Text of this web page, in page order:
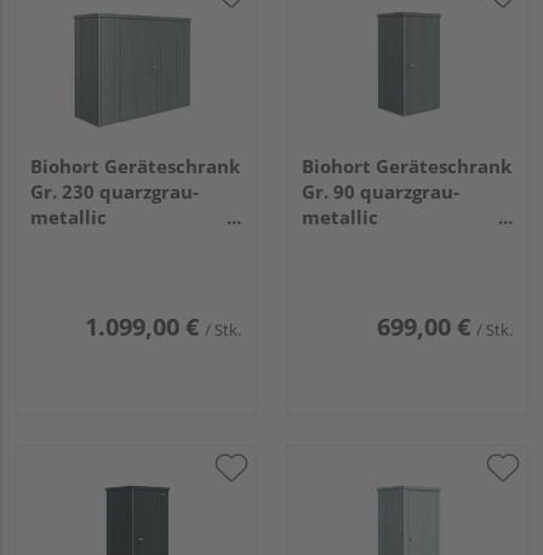
Biohort Geräteschrank
Gr. 230 quarzgrau-
metallic
1.099,00 € / Stk.
Biohort Geräteschrank
Gr. 90 quarzgrau-
metallic
699,00 € / Stk.